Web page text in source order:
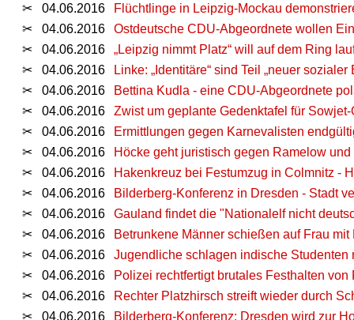
✂
04.06.2016
Flüchtlinge in Leipzig-Mockau
✂
04.06.2016
Ostdeutsche CDU-Abgeordnete wollen
✂
04.06.2016
„Leipzig nimmt Platz“ will auf dem Ring
✂
04.06.2016
Linke: „Identitäre“ sind Teil „neuer
✂
04.06.2016
Bettina Kudla - eine CDU-Abgeordnete
✂
04.06.2016
Zwist um geplante Gedenktafel für Sowjet-
✂
04.06.2016
Ermittlungen gegen Karnevalisten
✂
04.06.2016
Höcke geht juristisch gegen Ramelow
✂
04.06.2016
Hakenkreuz bei Festumzug in Colmnitz -
✂
04.06.2016
Bilderberg-Konferenz in Dresden - Stadt
✂
04.06.2016
Gauland findet die "Nationalelf nicht
✂
04.06.2016
Betrunkene Männer schießen auf Frau mit
✂
04.06.2016
Jugendliche schlagen indische Studenten
✂
04.06.2016
Polizei rechtfertigt brutales Festhalten von
✂
04.06.2016
Rechter Platzhirsch streift wieder durch
✂
04.06.2016 Bilderberg-Konferenz: Dresden wird zur